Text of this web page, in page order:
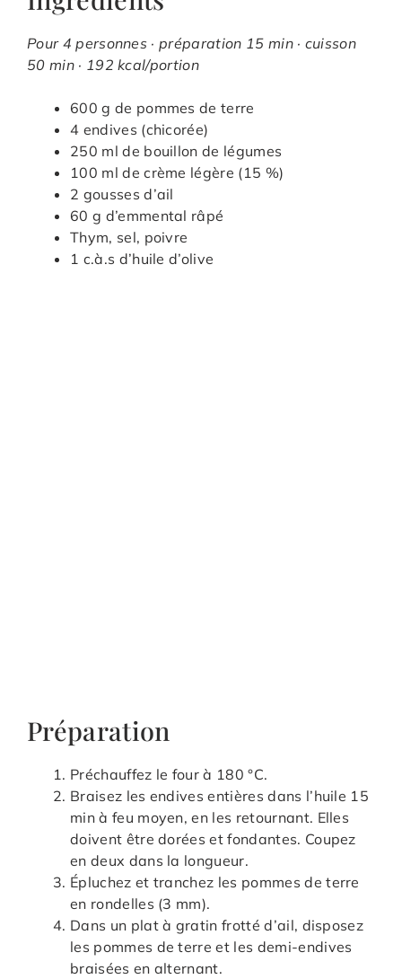
Pour 4 personnes · préparation 15 min · cuisson
50 min · 192 kcal/portion
600 g de pommes de terre
4 endives (chicorée)
250 ml de bouillon de légumes
100 ml de crème légère (15 %)
2 gousses d’ail
60 g d’emmental râpé
Thym, sel, poivre
1 c.à.s d’huile d’olive
Préparation
Préchauffez le four à 180 °C.
Braisez les endives entières dans l’huile 15
min à feu moyen, en les retournant. Elles
doivent être dorées et fondantes. Coupez
en deux dans la longueur.
Épluchez et tranchez les pommes de terre
en rondelles (3 mm).
Dans un plat à gratin frotté d’ail, disposez
les pommes de terre et les demi-endives
braisées en alternant.